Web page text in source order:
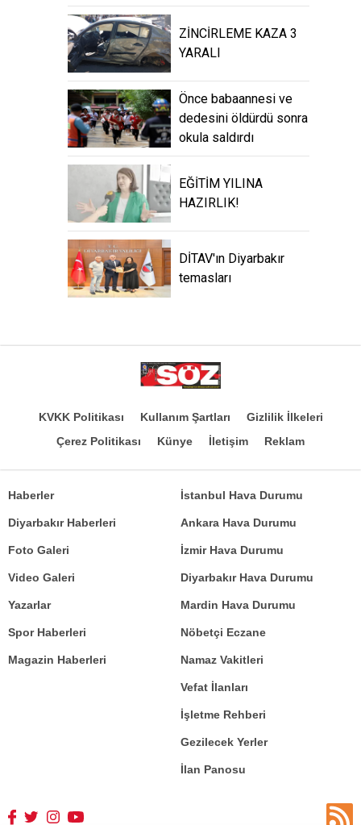
ZİNCİRLEME KAZA 3
YARALI
Önce babaannesi ve
dedesini öldürdü sonra
okula saldırdı
EĞİTİM YILINA
HAZIRLIK!
DİTAV'ın Diyarbakır
temasları
KVKK Politikası Kullanım Şartları
Gizlilik İlkeleri
Çerez Politikası
Künye İletişim Reklam
Haberler
Diyarbakır Haberleri
Foto Galeri
Video Galeri
Yazarlar
İstanbul Hava Durumu
Ankara Hava Durumu
İzmir Hava Durumu
Diyarbakır Hava Durumu
Mardin Hava Durumu
Spor Haberleri
Magazin Haberleri
Nöbetçi Eczane
Namaz Vakitleri
Vefat İlanları
İşletme Rehberi
Gezilecek Yerler
İlan Panosu